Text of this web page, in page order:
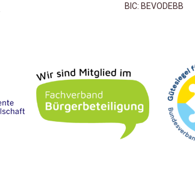
BIC: BEVODEBB